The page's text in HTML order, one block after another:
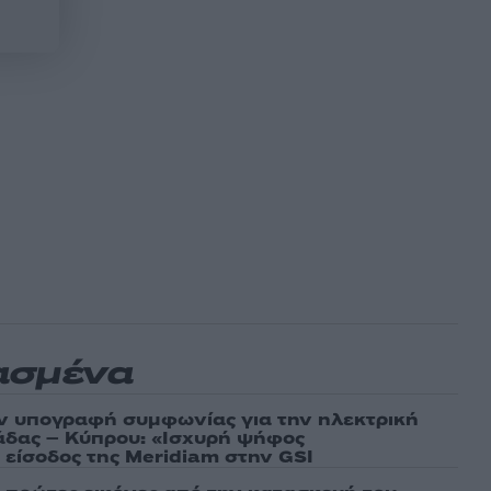
υπογραφή συμφωνίας για την ηλεκτρική
– Κύπρου: «Ισχυρή ψήφος
της Meridiam στην GSI